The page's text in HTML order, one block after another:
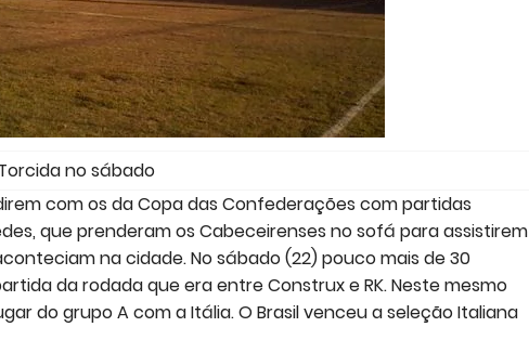
no sábado
com os da Copa das Confederações com partidas
que prenderam os Cabeceirenses no sofá para assistirem
na cidade. No sábado (22) pouco mais de 30
da rodada que era entre Construx e RK. Neste mesmo
do grupo A com a Itália. O Brasil venceu a seleção Italiana